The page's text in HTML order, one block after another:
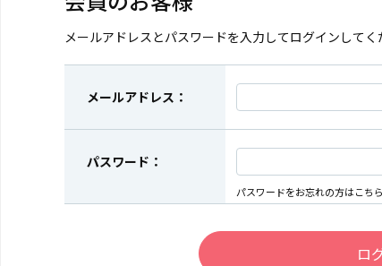
メールアドレスとパスワードを入力してログインしてく
メールアドレス：
パスワード：
パスワードをお忘れの方はこちら